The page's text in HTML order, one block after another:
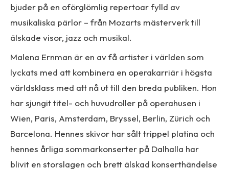
bjuder på en oförglömlig repertoar fylld av
musikaliska pärlor – från Mozarts mästerverk till
älskade visor, jazz och musikal.
Malena Ernman är en av få artister i världen som
lyckats med att kombinera en operakarriär i högsta
världsklass med att nå ut till den breda publiken. Hon
har sjungit titel- och huvudroller på operahusen i
Wien, Paris, Amsterdam, Bryssel, Berlin, Zürich och
Barcelona. Hennes skivor har sålt trippel platina och
hennes årliga sommarkonserter på Dalhalla har
blivit en storslagen och brett älskad konserthändelse